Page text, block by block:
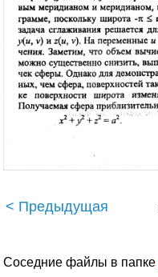
< Предыдущая
Соседние файлы в папке